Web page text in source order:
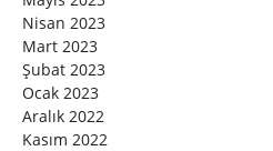
Nisan 2023
Mart 2023
Şubat 2023
Ocak 2023
Aralık 2022
Kasım 2022